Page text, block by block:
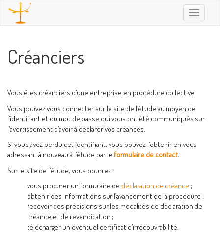
Toggle
Créanciers
Vous êtes créanciers d’une entreprise en procédure collective.
Vous pouvez vous connecter sur le site de l’étude au moyen de
l’identifiant et du mot de passe qui vous ont été communiqués sur
l’avertissement d’avoir à déclarer vos créances.
Si vous avez perdu cet identifiant, vous pouvez l’obtenir en vous
adressant à nouveau à l’étude par le formulaire de contact.
Sur le site de l’étude, vous pourrez :
vous procurer un formulaire de déclaration de créance ;
obtenir des informations sur l’avancement de la procédure ;
recevoir des précisions sur les modalités de déclaration de
créance et de revendication ;
télécharger un éventuel certificat d’irrécouvrabilité.